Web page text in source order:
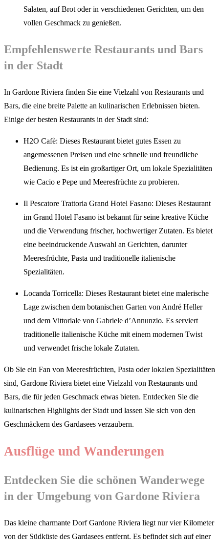
Salaten, auf Brot oder in verschiedenen Gerichten, um den
vollen Geschmack zu genießen.
Empfehlenswerte Restaurants und Bars
in der Stadt
In Gardone Riviera finden Sie eine Vielzahl von Restaurants und
Bars, die eine breite Palette an kulinarischen Erlebnissen bieten.
Einige der besten Restaurants in der Stadt sind:
H2O Cafè: Dieses Restaurant bietet gutes Essen zu
angemessenen Preisen und eine schnelle und freundliche
Bedienung. Es ist ein großartiger Ort, um lokale Spezialitäten
wie Cacio e Pepe und Meeresfrüchte zu probieren.
Il Pescatore Trattoria Grand Hotel Fasano: Dieses Restaurant
im Grand Hotel Fasano ist bekannt für seine kreative Küche
und die Verwendung frischer, hochwertiger Zutaten. Es bietet
eine beeindruckende Auswahl an Gerichten, darunter
Meeresfrüchte, Pasta und traditionelle italienische
Spezialitäten.
Locanda Torricella: Dieses Restaurant bietet eine malerische
Lage zwischen dem botanischen Garten von André Heller
und dem Vittoriale von Gabriele d’Annunzio. Es serviert
traditionelle italienische Küche mit einem modernen Twist
und verwendet frische lokale Zutaten.
Ob Sie ein Fan von Meeresfrüchten, Pasta oder lokalen Spezialitäten
sind, Gardone Riviera bietet eine Vielzahl von Restaurants und
Bars, die für jeden Geschmack etwas bieten. Entdecken Sie die
kulinarischen Highlights der Stadt und lassen Sie sich von den
Geschmäckern des Gardasees verzaubern.
Ausflüge und Wanderungen
Entdecken Sie die schönen Wanderwege
in der Umgebung von Gardone Riviera
Das kleine charmante Dorf Gardone Riviera liegt nur vier Kilometer
von der Südküste des Gardasees entfernt. Es befindet sich auf einer